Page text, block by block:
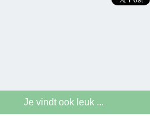
Je vindt ook leuk ...